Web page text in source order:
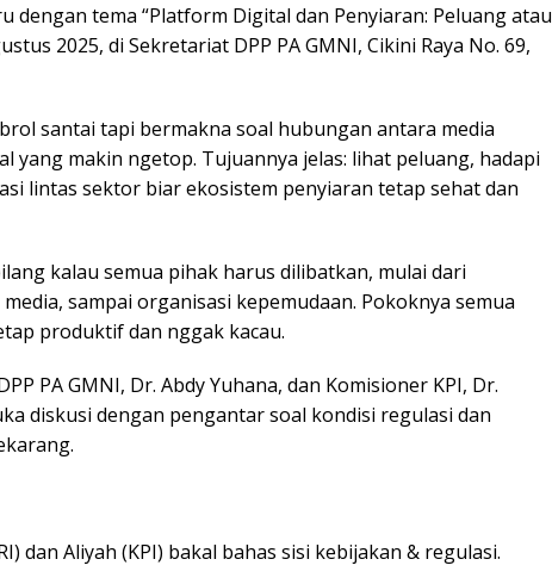
dengan tema “Platform Digital dan Penyiaran: Peluang atau
2025, di Sekretariat DPP PA GMNI, Cikini Raya No. 69,
santai tapi bermakna soal hubungan antara media
yang makin ngetop. Tujuannya jelas: lihat peluang, hadapi
lintas sektor biar ekosistem penyiaran tetap sehat dan
kalau semua pihak harus dilibatkan, mulai dari
sampai organisasi kepemudaan. Pokoknya semua
produktif dan nggak kacau.
PA GMNI, Dr. Abdy Yuhana, dan Komisioner KPI, Dr.
diskusi dengan pengantar soal kondisi regulasi dan
dan Aliyah (KPI) bakal bahas sisi kebijakan & regulasi.